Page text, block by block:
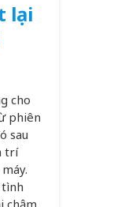
lại
cho
phiên
sau
trí
tình